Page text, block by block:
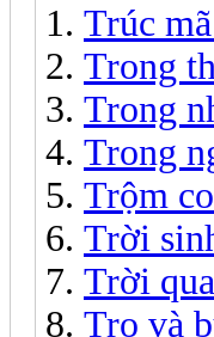
Trúc
Trong
Trong
Trong
Trộm
Trời
Trời
Tro và